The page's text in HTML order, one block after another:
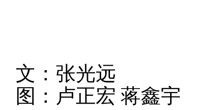
文：张光远
图：卢正宏 蒋鑫宇